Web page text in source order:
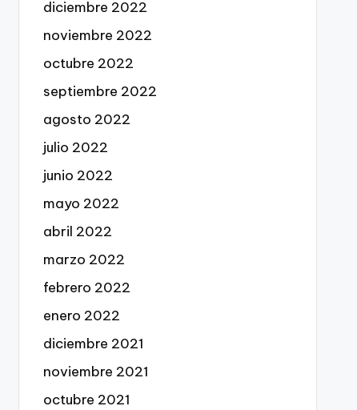
diciembre 2022
noviembre 2022
octubre 2022
septiembre 2022
agosto 2022
julio 2022
junio 2022
mayo 2022
abril 2022
marzo 2022
febrero 2022
enero 2022
diciembre 2021
noviembre 2021
octubre 2021